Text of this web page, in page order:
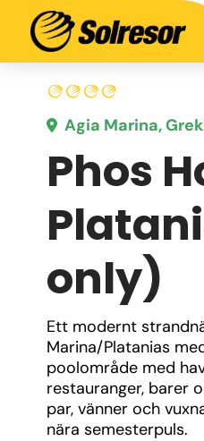
Agia Marina,
Phos
only)
Ett modernt
Marina/Platanias
poolområde med
restauranger, barer
par, vänner och
nära semesterpuls.